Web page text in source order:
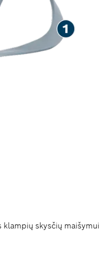
skysčių maišymui